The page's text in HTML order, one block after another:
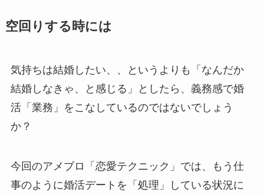
空回りする時には
気持ちは結婚したい、、というよりも「なんだか
結婚しなきゃ、と感じる」としたら、義務感で婚
活「業務」をこなしているのではないでしょう
か？
今回のアメブロ「恋愛テクニック」では、もう仕
事のように婚活デートを「処理」している状況に